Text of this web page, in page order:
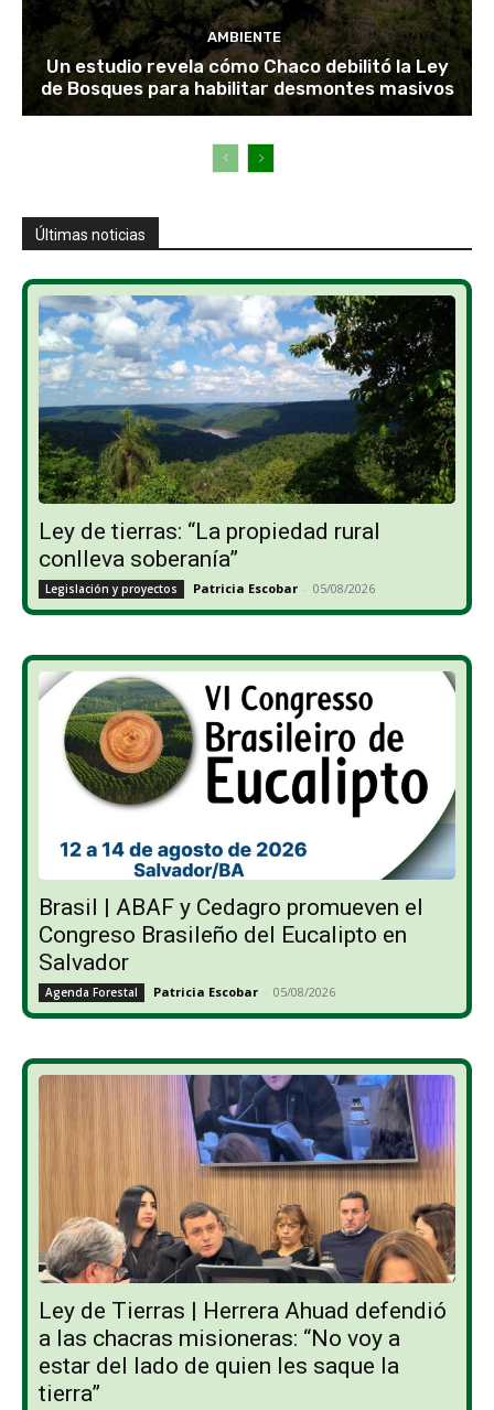
AMBIENTE
Un estudio revela cómo Chaco debilitó la Ley
de Bosques para habilitar desmontes masivos
Últimas noticias
Ley de tierras: “La propiedad rural
conlleva soberanía”
Legislación y proyectos Patricia Escobar - 05/08/2026
Brasil | ABAF y Cedagro promueven el
Congreso Brasileño del Eucalipto en
Salvador
Agenda Forestal Patricia Escobar - 05/08/2026
Ley de Tierras | Herrera Ahuad defendió
a las chacras misioneras: “No voy a
estar del lado de quien les saque la
tierra”